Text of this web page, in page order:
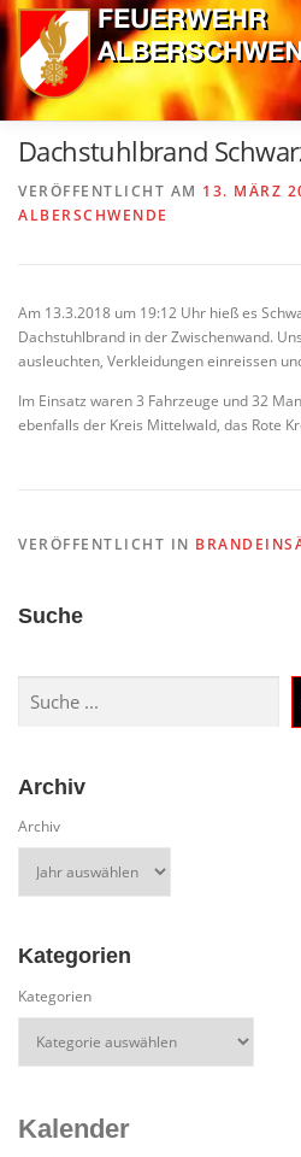
Zum
Inhalt
springen
ALPIN-NASSWETTBEWERB
AUSRÜSTUNG CHRONIK
Dachstuhlbrand
VERÖFFENTLICHT AM 13. MÄRZ
ALBERSCHWENDE
Am 13.3.2018 um 19:12 Uhr hieß es
Dachstuhlbrand in der Zwischenwand.
ausleuchten, Verkleidungen einreissen
Im Einsatz waren 3 Fahrzeuge und 32
ebenfalls der Kreis Mittelwald, das Rote
VERÖFFENTLICHT IN
Suche
Archiv
Archiv
Kategorien
Kategorien
Kalender